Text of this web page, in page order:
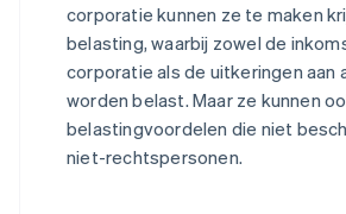
corporatie kunnen ze te maken
belasting, waarbij zowel de
corporatie als de uitkeringen aan
worden belast. Maar ze kunnen
belastingvoordelen die niet
niet-rechtspersonen.